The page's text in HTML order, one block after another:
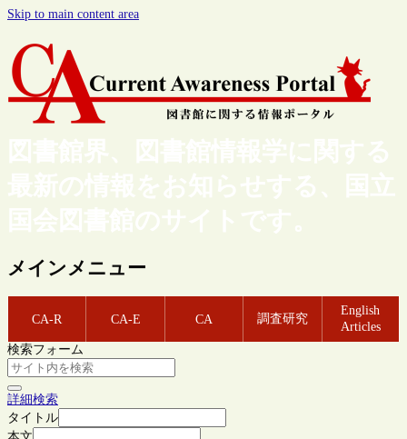
Skip to main content area
図書館界、図書館情報学に関する
最新の情報をお知らせする、国立
国会図書館のサイトです。
メインメニュー
CA-R CA-E CA 調査研究
English
Articles
検索フォーム
詳細検索
タイトル